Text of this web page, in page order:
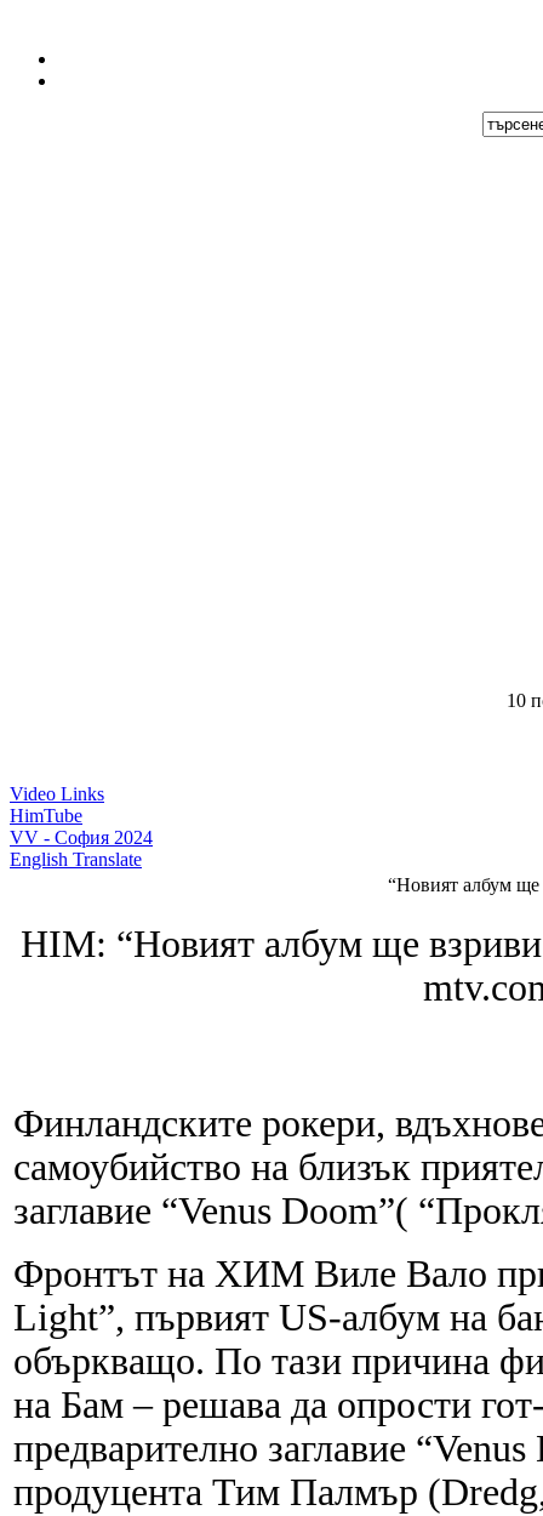
10
Video Links
HimTube
VV - София 2024
English Translate
“Новият албум ще
HIM: “Новият албум ще
Финландските рокери,
самоубийство на близък
заглавие “Venus Doom”(
Фронтът на ХИМ Виле Вало
Light”, първият US-албум на
объркващо. По тази причина
на Бам – решава да опрости
предварително заглавие
продуцента Тим Палмър